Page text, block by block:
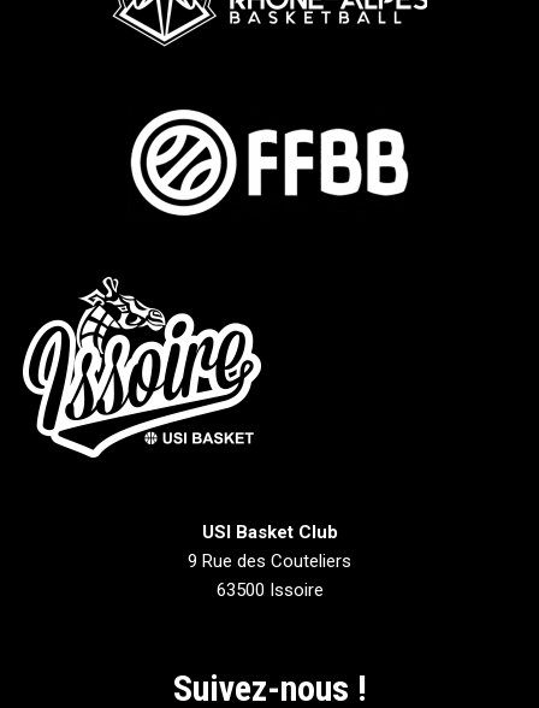
USI Basket Club
9 Rue des Couteliers
63500 Issoire
Suivez-nous !